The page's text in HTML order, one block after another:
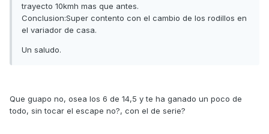
trayecto 10kmh mas que antes.
Conclusion:Super contento con el cambio de los rodillos en
el variador de casa.
Un saludo.
Que guapo no, osea los 6 de 14,5 y te ha ganado un poco de
todo, sin tocar el escape no?, con el de serie?